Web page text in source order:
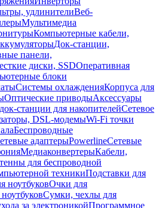
удлинителиВеб-
Мультимедиа
Компьютерные кабели,
Док-станции,
панели,
диски, SSDОперативная
блоки
Системы охлажденияКорпуса для
Оптические приводыАксессуары
станции для накопителейСетевое
DSL-модемыWi-Fi точки
Беспроводные
адаптерыPowerlineСетевые
МедиаконвертерыКабели,
для беспроводной
техникиПодставки для
ноутбуковОчки для
Сумки, чехлы для
за электроникойПрограммное